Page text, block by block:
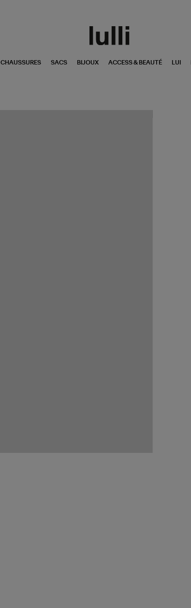
CHAUSSURES SACS BIJOUX ACCESS & BEAUTÉ LUI